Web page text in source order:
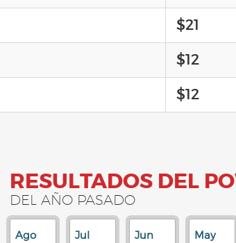
$21
$12
$12
RESULTADOS DEL
DEL AÑO PASADO
Ago
Jul
Jun
May